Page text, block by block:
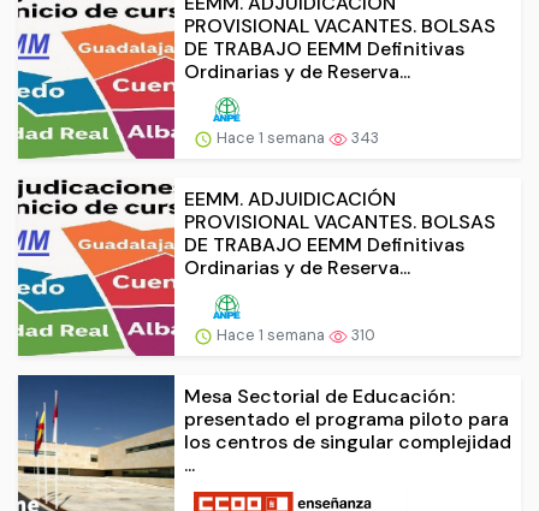
PROVISIONAL VACANTES. BOLSAS
DE TRABAJO EEMM Definitivas
Ordinarias y de Reserva...
Hace 1 semana 343
EEMM. ADJUIDICACIÓN
PROVISIONAL VACANTES. BOLSAS
DE TRABAJO EEMM Definitivas
Ordinarias y de Reserva...
Hace 1 semana 310
Mesa Sectorial de Educación:
presentado el programa piloto para
los centros de singular complejidad
...